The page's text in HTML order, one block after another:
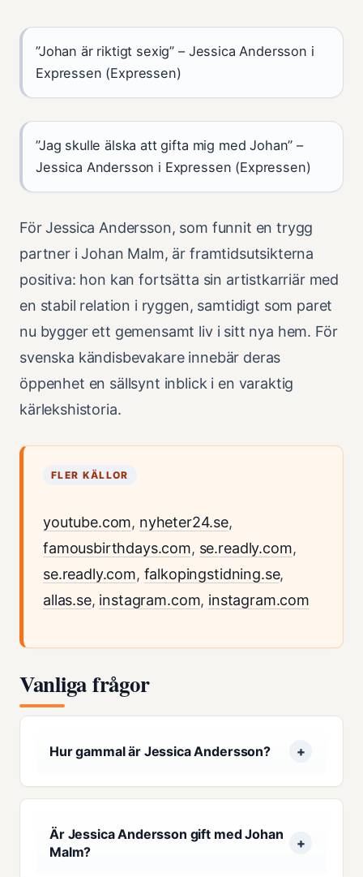
”Johan är riktigt sexig” – Jessica Andersson i
Expressen (Expressen)
”Jag skulle älska att gifta mig med Johan” –
Jessica Andersson i Expressen (Expressen)
För Jessica Andersson, som funnit en trygg
partner i Johan Malm, är framtidsutsikterna
positiva: hon kan fortsätta sin artistkarriär med
en stabil relation i ryggen, samtidigt som paret
nu bygger ett gemensamt liv i sitt nya hem. För
svenska kändisbevakare innebär deras
öppenhet en sällsynt inblick i en varaktig
kärlekshistoria.
FLER KÄLLOR
youtube.com, nyheter24.se,
famousbirthdays.com, se.readly.com,
se.readly.com, falkopingstidning.se,
allas.se, instagram.com, instagram.com
Vanliga frågor
Hur gammal är Jessica Andersson?
Är Jessica Andersson gift med Johan
Malm?